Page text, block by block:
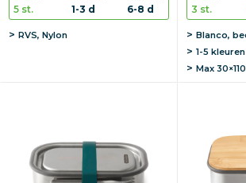
5 st.
1-3 d
6-8 d
RVS, Nylon
3 st.
Blanco,
1-5 kleuren
Max